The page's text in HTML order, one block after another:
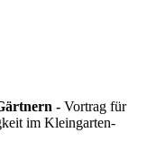
- Vortrag für
im Kleingarten-